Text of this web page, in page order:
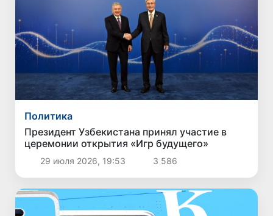
Политика
Президент Узбекистана принял участие в
церемонии открытия «Игр будущего»
29 июля 2026, 19:53 3 586